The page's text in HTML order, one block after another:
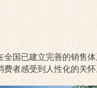
全国已建立完善的销售
费者感受到人性化的关怀